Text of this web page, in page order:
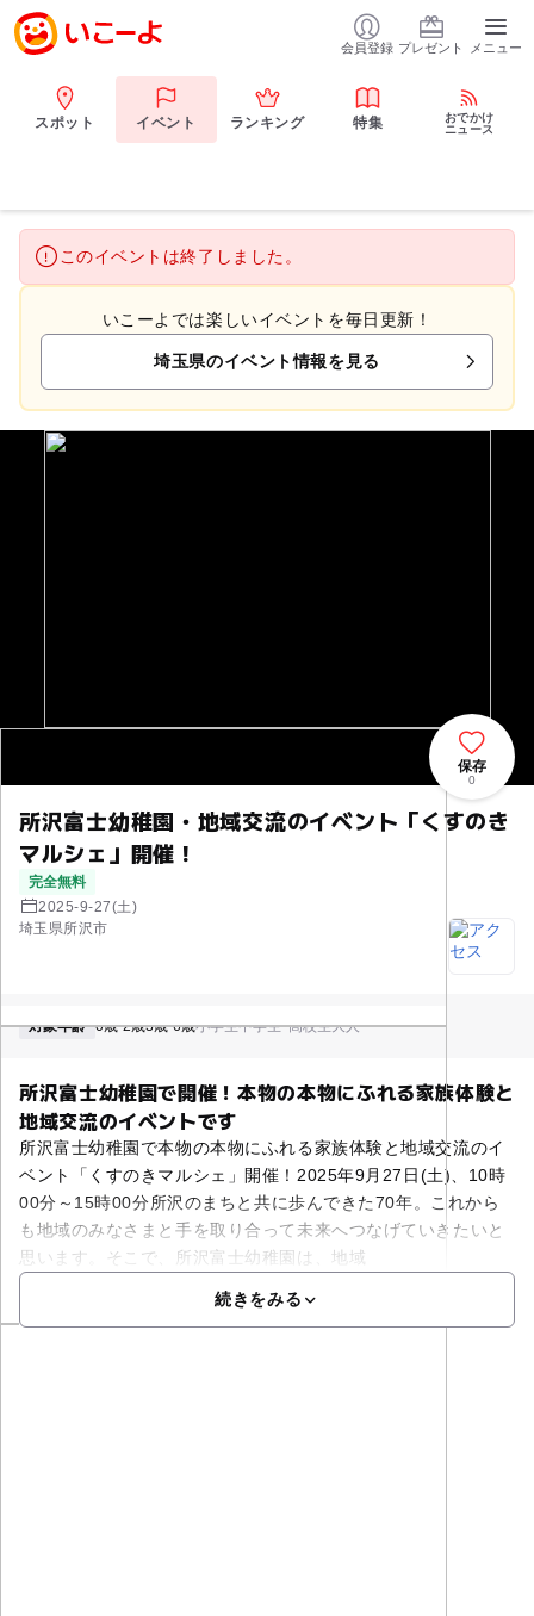
会員登録 プレゼント メニュー
スポット イベント ランキング 特集
おでかけ
ニュース
このイベントは終了しました。
いこーよでは楽しいイベントを毎日更新！
埼玉県のイベント情報を見る
所沢富士幼稚園・地域交流のイベント「くすのき
マルシェ」開催！
完全無料
2025-9-27(土)
埼玉県所沢市
保存
0
対象年齢 0歳-2歳3歳-6歳小学生中学生･高校生大人
所沢富士幼稚園で開催！本物の本物にふれる家族体験と
地域交流のイベントです
所沢富士幼稚園で本物の本物にふれる家族体験と地域交流のイ
ベント「くすのきマルシェ」開催！2025年9月27日(土)、10時
00分～15時00分所沢のまちと共に歩んできた70年。これから
も地域のみなさまと手を取り合って未来へつなげていきたいと
思います。そこで、所沢富士幼稚園は、地域
続きをみる